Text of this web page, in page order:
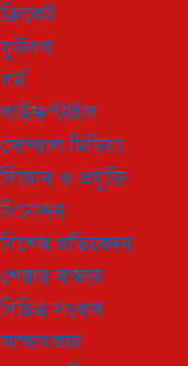
ক্রিকেট
ফুটবল
ধর্ম
লাইফস্টাইল
সোশ্যাল মিডিয়া
বিজ্ঞান ও প্রযুক্তি
বিনোদন
বিশেষ প্রতিবেদন
শেয়ার বাজার
বিচিত্র সংবাদ
সাক্ষাৎকার